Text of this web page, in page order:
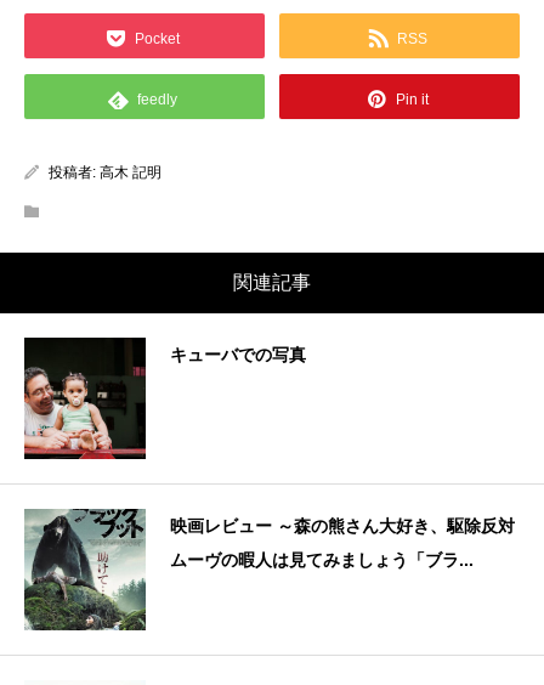
Pocket RSS
feedly Pin it
投稿者: 高木 記明
関連記事
キューバでの写真
映画レビュー ～森の熊さん大好き、駆除反対
ムーヴの暇人は見てみましょう「ブラ...